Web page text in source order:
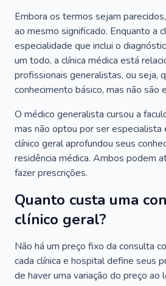
Embora os termos sejam
ao mesmo significado. Enquanto a
especialidade que inclui o
um todo, a clínica médica está
profissionais generalistas, ou seja,
conhecimento básico, mas não são
O médico generalista cursou a
mas não optou por ser especialista
clínico geral aprofundou seus
residência médica. Ambos podem
fazer prescrições.
Quanto custa uma
clínico geral?
Não há um preço fixo da consulta
cada clínica e hospital define seus
de haver uma variação do preço ao